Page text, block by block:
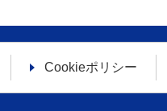
Cookieポリシー